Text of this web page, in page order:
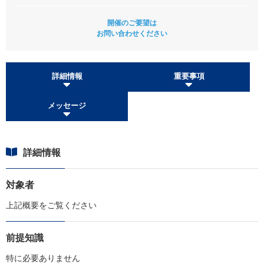
開催のご要望は
お問い合わせください
詳細情報 重要事項
メッセージ
詳細情報
対象者
上記概要をご覧ください
前提知識
特に必要ありません